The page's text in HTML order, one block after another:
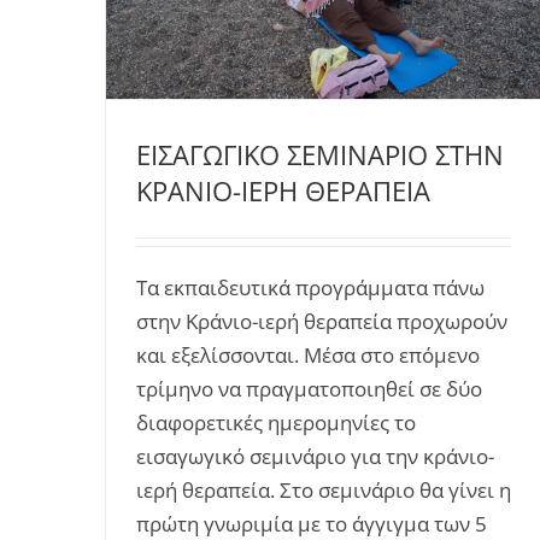
ΕΙΣΑΓΩΓΙΚΟ ΣΕΜΙΝΑΡΙΟ ΣΤΗΝ
ΚΡΑΝΙΟ-ΙΕΡΗ ΘΕΡΑΠΕΙΑ
Τα εκπαιδευτικά προγράμματα πάνω
στην Κράνιο-ιερή θεραπεία προχωρούν
και εξελίσσονται. Μέσα στο επόμενο
τρίμηνο να πραγματοποιηθεί σε δύο
διαφορετικές ημερομηνίες το
εισαγωγικό σεμινάριο για την κράνιο-
ιερή θεραπεία. Στο σεμινάριο θα γίνει η
πρώτη γνωριμία με το άγγιγμα των 5